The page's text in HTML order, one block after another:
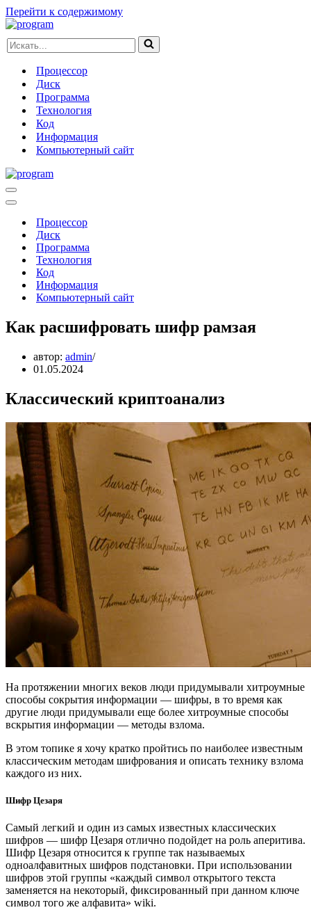
Перейти к содержимому
Искать...
Процессор
Диск
Программа
Технология
Код
Информация
Компьютерный сайт
Меню
навигации
Меню
навигацииПроцессор
Диск
Программа
Технология
Код
Информация
Компьютерный сайт
Как расшифровать шифр рамзая
автор: admin
01.05.2024
Классический криптоанализ
На протяжении многих веков люди придумывали хитроумные
способы сокрытия информации — шифры, в то время как
другие люди придумывали еще более хитроумные способы
вскрытия информации — методы взлома.
В этом топике я хочу кратко пройтись по наиболее известным
классическим методам шифрования и описать технику взлома
каждого из них.
Шифр Цезаря
Самый легкий и один из самых известных классических
шифров — шифр Цезаря отлично подойдет на роль аперитива.
Шифр Цезаря относится к группе так называемых
одноалфавитных шифров подстановки. При использовании
шифров этой группы «каждый символ открытого текста
заменяется на некоторый, фиксированный при данном ключе
символ того же алфавита» wiki.